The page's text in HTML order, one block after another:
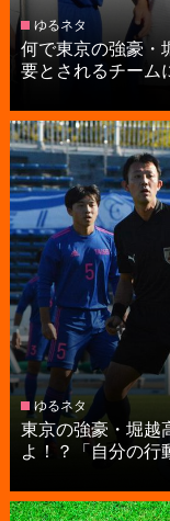
ゆるネタ
何で東京の強豪・
要とされるチーム
ゆるネタ
東京の強豪・堀越
よ！？「自分の行